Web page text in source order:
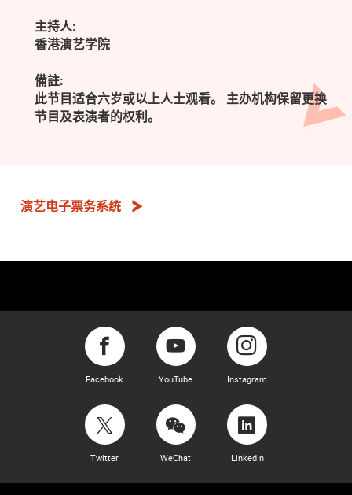
主持人:
香港演艺学院
備註:
此节目适合六岁或以上人士观看。 主办机构保留更换
节目及表演者的权利。
演艺电子票务系统
Facebook YouTube Instagram
Twitter WeChat LinkedIn